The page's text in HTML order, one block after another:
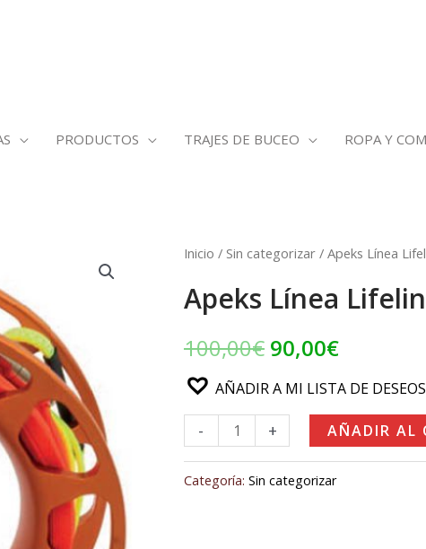
PRODUCTOS TRAJES DE BUCEO ROPA Y
Inicio / Sin categorizar/ Apeks Línea
Apeks Línea
100,00€
El
precio
original
era:
100,00€.
90,00€
El
precio
actual
es:
90,00€.
AÑADIR A MI LISTA DE DESEOS
-
Apeks
Lifeline
30
m
+ AÑADIR AL
Categoría: Sin categorizar